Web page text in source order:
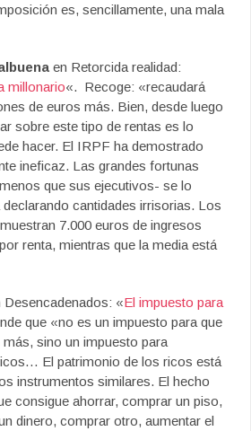
es, sencillamente, una mala
en Retorcida realidad:
millonario«. Recoge: «recaudará
de euros más. Bien, desde luego
sobre este tipo de rentas es lo
hacer. El IRPF ha demostrado
ineficaz. Las grandes fortunas
que sus ejecutivos- se lo
cantidades irrisorias. Los
7.000 euros de ingresos
renta, mientras que la media está
Desencadenados: «El impuesto para
que «no es un impuesto para que
sino un impuesto para
El patrimonio de los ricos está
instrumentos similares. El hecho
consigue ahorrar, comprar un piso,
dinero, comprar otro, aumentar el